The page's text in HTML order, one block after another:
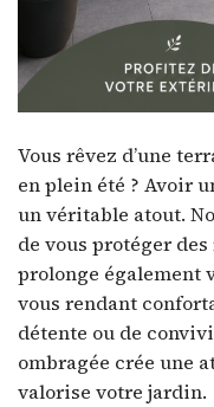
Vous rêvez d’une
en plein été ? Avoir
un véritable atout.
de vous protéger
prolonge également
vous rendant
détente ou de
ombragée crée une
valorise votre jardin.